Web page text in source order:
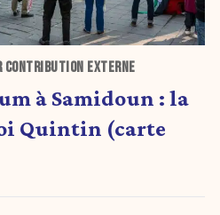
CONTRIBUTION EXTERNE
à Samidoun : la
Quintin (carte